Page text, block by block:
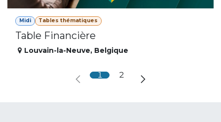
Midi Tables thématiques
Table Financière
Louvain-la-Neuve, Belgique
1 2